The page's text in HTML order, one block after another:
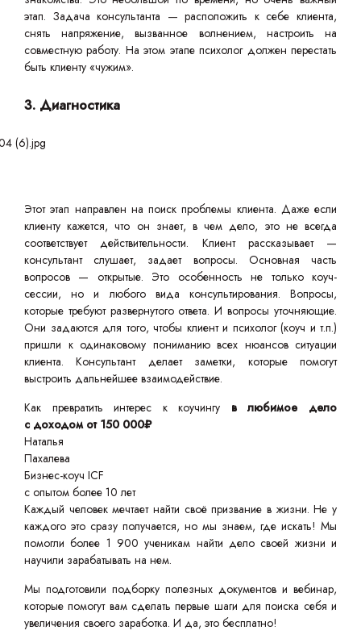
этап. Задача консультанта — расположить к себе клиента,
снять напряжение, вызванное волнением, настроить на
совместную работу. На этом этапе психолог должен перестать
быть клиенту «чужим».
3. Диагностика
Этот этап направлен на поиск проблемы клиента. Даже если
клиенту кажется, что он знает, в чем дело, это не всегда
соответствует действительности. Клиент рассказывает —
консультант слушает, задает вопросы. Основная часть
вопросов — открытые. Это особенность не только коуч-
сессии, но и любого вида консультирования. Вопросы,
которые требуют развернутого ответа. И вопросы уточняющие.
Они задаются для того, чтобы клиент и психолог (коуч и т.п.)
пришли к одинаковому пониманию всех нюансов ситуации
клиента. Консультант делает заметки, которые помогут
выстроить дальнейшее взаимодействие.
Как превратить интерес к коучингу в любимое дело
с доходом от 150 000₽
Наталья
Пахалева
Бизнес-коуч ICF
с опытом более 10 лет
Каждый человек мечтает найти своё призвание в жизни. Не у
каждого это сразу получается, но мы знаем, где искать! Мы
помогли более 1 900 ученикам найти дело своей жизни и
научили зарабатывать на нем.
Мы подготовили подборку полезных документов и вебинар,
которые помогут вам сделать первые шаги для поиска себя и
увеличения своего заработка. И да, это бесплатно!